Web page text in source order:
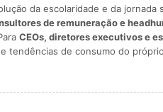
da escolaridade e da
de remuneração e
CEOs, diretores executivos e
de consumo do